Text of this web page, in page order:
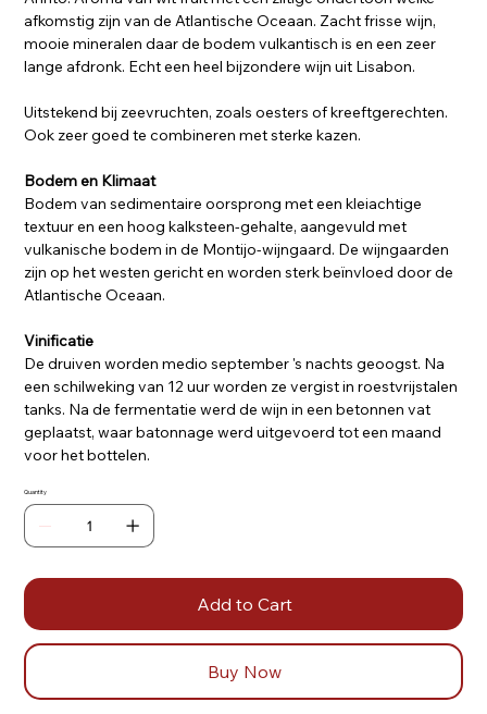
afkomstig zijn van de Atlantische Oceaan. Zacht frisse wijn,
mooie mineralen daar de bodem vulkantisch is en een zeer
lange afdronk. Echt een heel bijzondere wijn uit Lisabon.
Uitstekend bij zeevruchten, zoals oesters of kreeftgerechten.
Ook zeer goed te combineren met sterke kazen.
Bodem en Klimaat
Bodem van sedimentaire oorsprong met een kleiachtige
textuur en een hoog kalksteen-gehalte, aangevuld met
vulkanische bodem in de Montijo-wijngaard. De wijngaarden
zijn op het westen gericht en worden sterk beïnvloed door de
Atlantische Oceaan.
Vinificatie
De druiven worden medio september 's nachts geoogst. Na
een schilweking van 12 uur worden ze vergist in roestvrijstalen
tanks. Na de fermentatie werd de wijn in een betonnen vat
geplaatst, waar batonnage werd uitgevoerd tot een maand
voor het bottelen.
Quantity
Add to Cart
Buy Now